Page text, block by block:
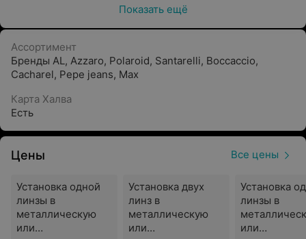
только то, что действительно принесет пользу.
Здесь внимательно подбирают линзы, которые
будут надежной защитой для глаз и подойдут
образу жизни.
В салоне предлагают очки и медтехнику по их
максимально низким ценам. Также регулярно
Салон «МедОптика» находится в трех минутах ходьбы
Показать ещё
Ассортимент
Бренды AL, Azzaro, Polaroid, Santarelli, Boccaccio,
Cacharel, Pepe jeans, Max
Карта Халва
Есть
Цены Все цены
Установка одной
линзы в
металлическую
или
Установка двух
линз в
металлическую
или
Установка
линзы в
или